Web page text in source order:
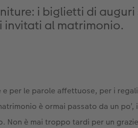
i biglietti di
invitati al matrimonio.
per le parole affettuose, per i
è ormai passato da un
Non è mai troppo tardi per un